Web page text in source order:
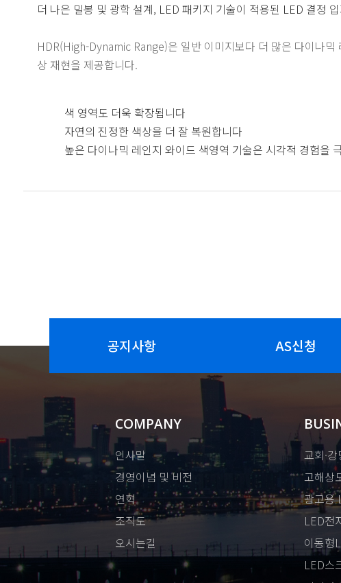
더 나은 밀봉 및 광학 설계, LED 패키지 기술이 적용된 LED 결정
HDR(High-Dynamic Range)은 일반 이미지보다 더 많은 다이나
상 재현을 제공합니다.
색 영역도 더욱 확장됩니다
자연의 진정한 색상을 더 잘 복원합니다
높은 다이나믹 레인지 와이드 색영역 기술은 시각적 경험을
공지사항 AS신청
COMPANY
인사말
경영이념 및 비전
연혁
조직도
오시는길
교회·
고해상
광고용
LED전
이동형
LED스